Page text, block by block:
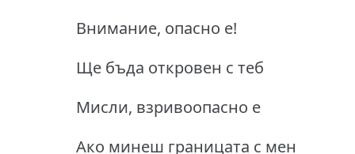
Внимание, опасно е!
Ще бъда откровен с теб
Мисли, взривоопасно е
Ако минеш границата с мен